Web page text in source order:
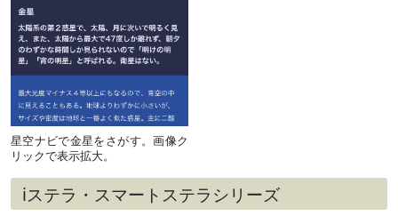
セペ星団
と大接近
（›› 解説）
（月齢3）
とやや離
れて並ぶ
6月22日
細い月
4）、火星
と接近
星空ナビで金星をさがす。画像ク
リックで表示拡大。
iステラ・スマートステラシリーズ